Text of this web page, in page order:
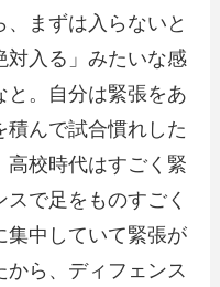
まずは入らないと
対入る」みたいな感
と。自分は緊張をあ
積んで試合慣れした
高校時代はすごく緊
で足をものすごく
集中していて緊張が
ら、ディフェンス